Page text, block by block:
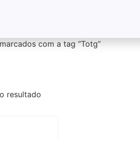
com a tag “Totg”
resultado